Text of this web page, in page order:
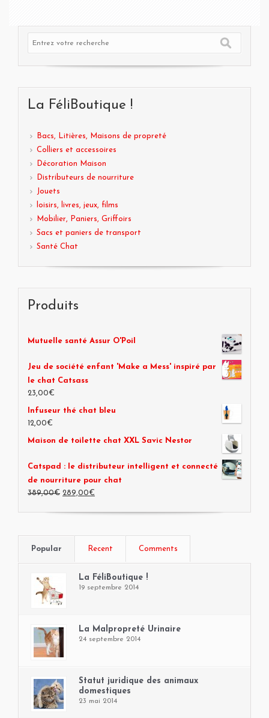
La FéliBoutique !
Bacs, Litières, Maisons de propreté
Colliers et accessoires
Décoration Maison
Distributeurs de nourriture
Jouets
loisirs, livres, jeux, films
Mobilier, Paniers, Griffoirs
Sacs et paniers de transport
Santé Chat
Produits
Mutuelle santé Assur O'Poil
Jeu de société enfant 'Make a Mess' inspiré par
le chat Catsass
23,00€
Infuseur thé chat bleu
12,00€
Maison de toilette chat XXL Savic Nestor
Catspad : le distributeur intelligent et connecté
de nourriture pour chat
389,00€ 289,00€
Popular Recent Comments
La FéliBoutique !
19 septembre 2014
La Malpropreté Urinaire
24 septembre 2014
Statut juridique des animaux
domestiques
23 mai 2014